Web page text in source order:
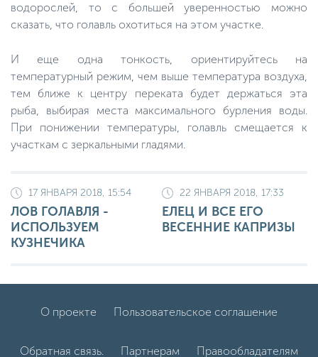
водорослей, то с большей уверенностью можно
сказать, что голавль охотиться на этом участке.
И еще одна тонкость, ориентируйтесь на
температурный режим, чем выше температура воздуха,
тем ближе к центру переката будет держаться эта
рыба, выбирая места максимального бурления воды.
При понижении температуры, голавль смещается к
участкам с зеркальными гладями.
17 ЯНВАРЯ 2018, 15:54
ЛОВ ГОЛАВЛЯ -
ИСПОЛЬЗУЕМ
КУЗНЕЧИКА
22 ЯНВАРЯ 2018, 17:33
ЕЛЕЦ И ВСЕ ЕГО
ВЕСЕННИЕ КАПРИЗЫ
О проекте Пользовательское соглашение
Обратная связь. Партнерам Правообладателям